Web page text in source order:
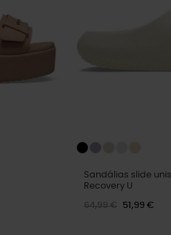
Sandálias slide
Recovery U
64,99 € 51,99 €